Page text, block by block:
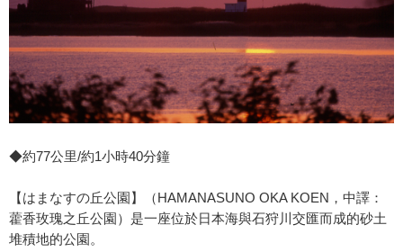
◆約77公里/約1小時40分鐘
【はまなすの丘公園】（HAMANASUNO OKA KOEN，中譯：
藿香玫瑰之丘公園）是一座位於日本海與石狩川交匯而成的砂土
堆積地的公園。